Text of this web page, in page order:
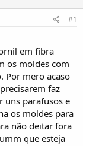
#1
em fibra
os moldes com
Por mero acaso
faz
uns parafusos e
os moldes para
não deitar fora
que esteja